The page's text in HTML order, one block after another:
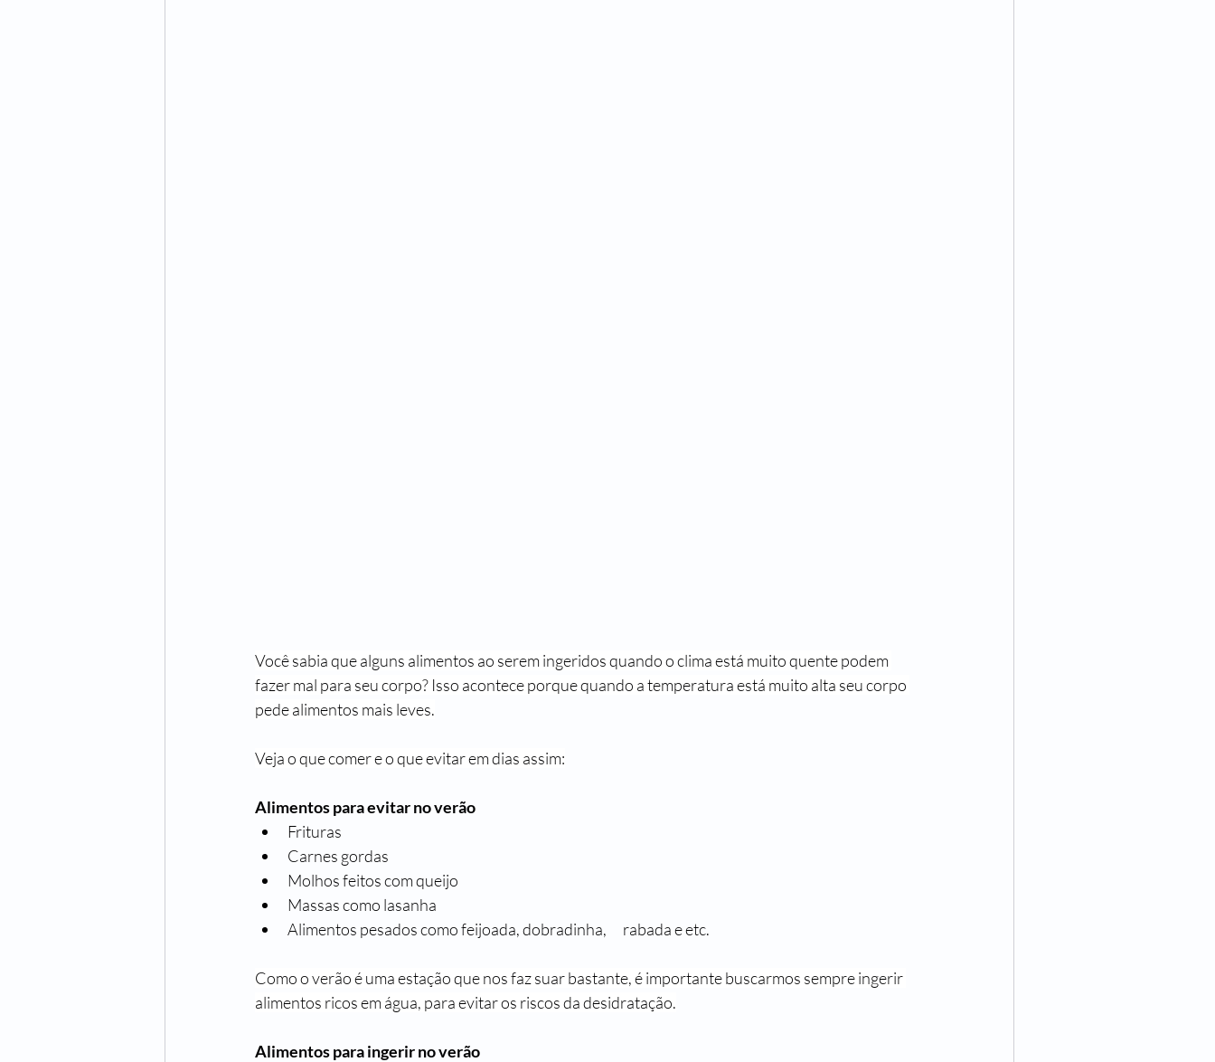
Você sabia que alguns alimentos ao serem ingeridos quando o clima está muito quente podem
fazer mal para seu corpo? Isso acontece porque quando a temperatura está muito alta seu corpo
pede alimentos mais leves.
Veja o que comer e o que evitar em dias assim:
Alimentos para evitar no verão
Frituras
Carnes gordas
Molhos feitos com queijo
Massas como lasanha
Alimentos pesados como feijoada, dobradinha,      rabada e etc.
Como o verão é uma estação que nos faz suar bastante, é importante buscarmos sempre ingerir
alimentos ricos em água, para evitar os riscos da desidratação.
Alimentos para ingerir no verão